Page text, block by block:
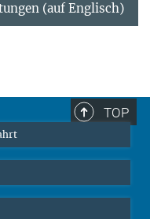
(auf Englisch)
TOP